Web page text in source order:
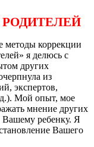
методы коррекции
я делюсь с
других
из
экспертов,
Мой опыт, мое
мнение других
Вашему ребенку. Я
Вашего